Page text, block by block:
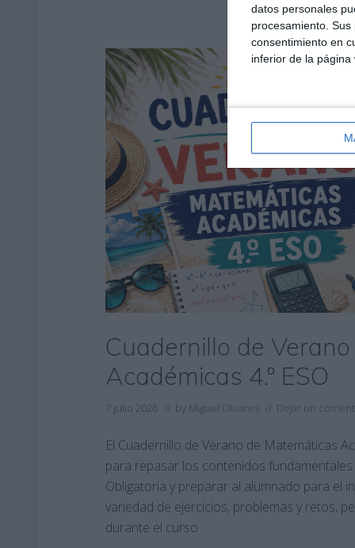
datos personales
procesamiento.
consentimiento en
inferior de la página
Cuadernillo de
Académicas 4.º ESO
7 julio 2026 // by Miguel Olivares // Dejar un
El Cuadernillo de Verano de Matemáticas
para repasar los contenidos
Obligatoria y preparar al alumnado para el
variedad de ejercicios, problemas y retos,
durante el curso …